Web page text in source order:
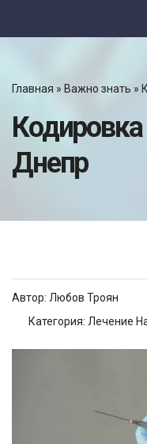
Главная » Важно знать »
Кодировка
Днепр
Автор: Любов Троян
Категория: Лечение